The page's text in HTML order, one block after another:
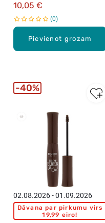
Pievienot grozam
10,05 €
0
02.08.2026 - 01.09.2026
Dāvana par pirkumu virs
19,99 eiro!
40%